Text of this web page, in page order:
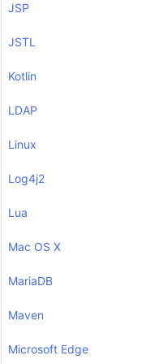
JSP
JSTL
Kotlin
LDAP
Linux
Log4j2
Lua
Mac OS X
MariaDB
Maven
Microsoft Edge